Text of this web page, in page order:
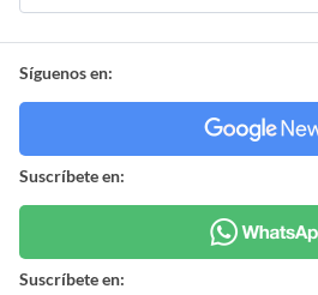
Síguenos en:
Suscríbete en:
Suscríbete en: